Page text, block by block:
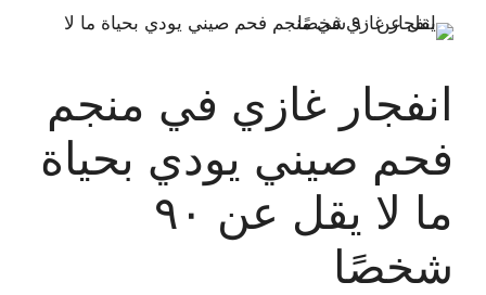
انفجار غازي في منجم
فحم صيني يودي بحياة
ما لا يقل عن ٩٠
شخصًا